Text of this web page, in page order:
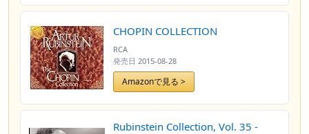
CHOPIN COLLECTION
RCA
発売日 2015-08-28
Amazonで見る >
Rubinstein Collection, Vol. 35 -